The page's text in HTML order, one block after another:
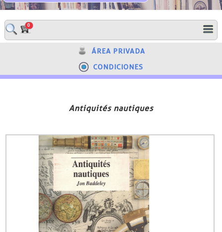
0
ÁREA PRIVADA
CONDICIONES
Antiquités nautiques